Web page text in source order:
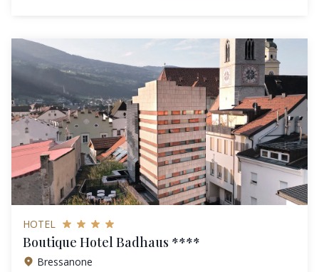
HOTEL
Boutique Hotel Badhaus ****
Bressanone